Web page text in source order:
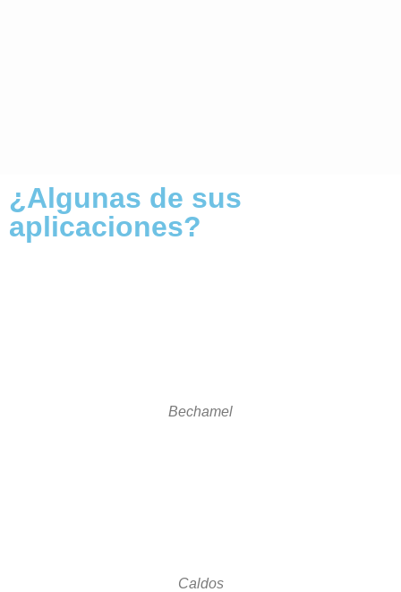
¿Algunas de sus
aplicaciones?
Bechamel
Caldos